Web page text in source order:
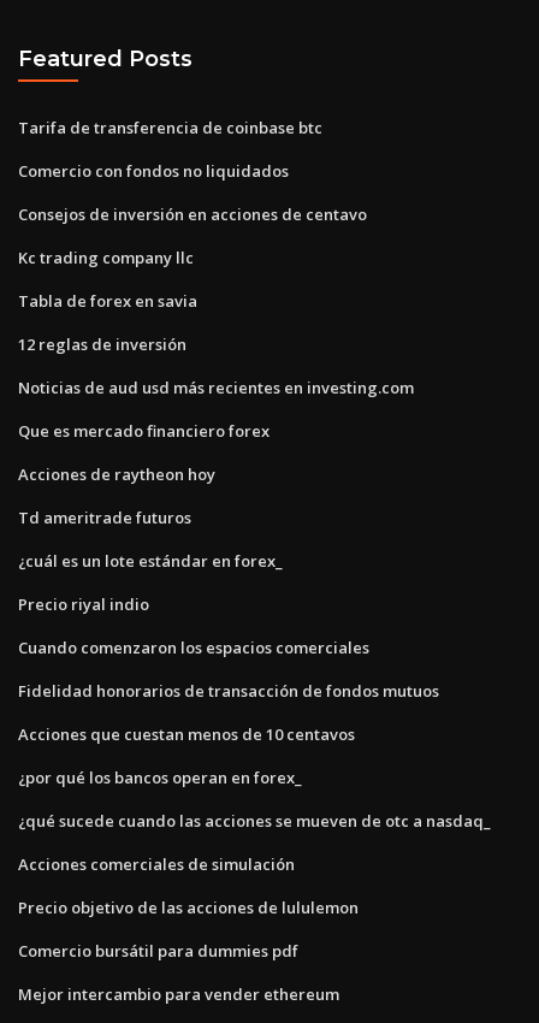
Featured Posts
Tarifa de transferencia de coinbase btc
Comercio con fondos no liquidados
Consejos de inversión en acciones de centavo
Kc trading company llc
Tabla de forex en savia
12 reglas de inversión
Noticias de aud usd más recientes en investing.com
Que es mercado financiero forex
Acciones de raytheon hoy
Td ameritrade futuros
¿cuál es un lote estándar en forex_
Precio riyal indio
Cuando comenzaron los espacios comerciales
Fidelidad honorarios de transacción de fondos mutuos
Acciones que cuestan menos de 10 centavos
¿por qué los bancos operan en forex_
¿qué sucede cuando las acciones se mueven de otc a nasdaq_
Acciones comerciales de simulación
Precio objetivo de las acciones de lululemon
Comercio bursátil para dummies pdf
Mejor intercambio para vender ethereum